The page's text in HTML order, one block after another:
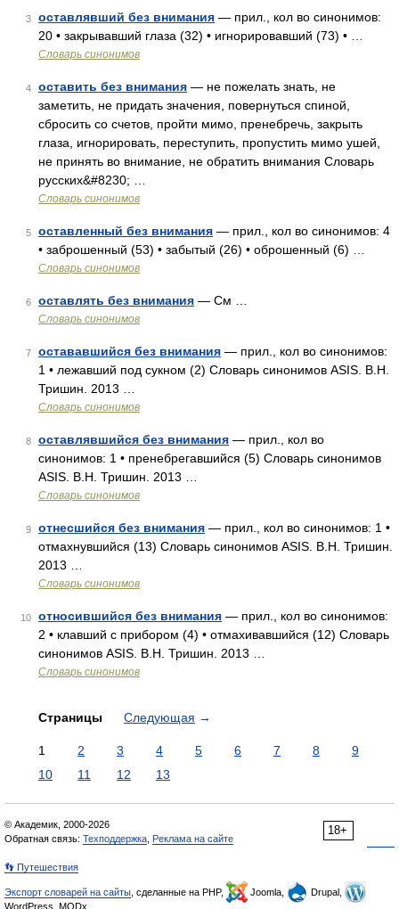
3 оставлявший без внимания — прил., кол во синонимов:
20 • закрывавший глаза (32) • игнорировавший (73) • …
Словарь синонимов
4 оставить без внимания — не пожелать знать, не
заметить, не придать значения, повернуться спиной,
сбросить со счетов, пройти мимо, пренебречь, закрыть
глаза, игнорировать, переступить, пропустить мимо ушей,
не принять во внимание, не обратить внимания Словарь
русских&#8230; …
Словарь синонимов
5 оставленный без внимания — прил., кол во синонимов: 4
• заброшенный (53) • забытый (26) • оброшенный (6) …
Словарь синонимов
6 оставлять без внимания — См …
Словарь синонимов
7 остававшийся без внимания — прил., кол во синонимов:
1 • лежавший под сукном (2) Словарь синонимов ASIS. В.Н.
Тришин. 2013 …
Словарь синонимов
8 оставлявшийся без внимания — прил., кол во
синонимов: 1 • пренебрегавшийся (5) Словарь синонимов
ASIS. В.Н. Тришин. 2013 …
Словарь синонимов
9 отнесшийся без внимания — прил., кол во синонимов: 1 •
отмахнувшийся (13) Словарь синонимов ASIS. В.Н. Тришин.
2013 …
Словарь синонимов
10 относившийся без внимания — прил., кол во синонимов:
2 • клавший с прибором (4) • отмахивавшийся (12) Словарь
синонимов ASIS. В.Н. Тришин. 2013 …
Словарь синонимов
Страницы Следующая →
1 2 3 4 5 6 7 8
9
10
11 12 13
18+
© Академик, 2000-2026
Обратная связь: Техподдержка Реклама на сайте
👣 Путешествия
Экспорт словарей на сайты , сделанные на PHP, Joomla,
Drupal,
WordPress, MODx.